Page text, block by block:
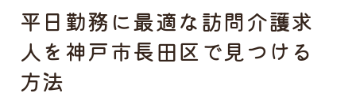
口コミやレビューを活用する
面接で確認すべきポイント
神戸市長田区の訪問介護求人平日勤務の魅力を
探る
平日勤務に最適な訪問介護求
人を神戸市長田区で見つける
方法